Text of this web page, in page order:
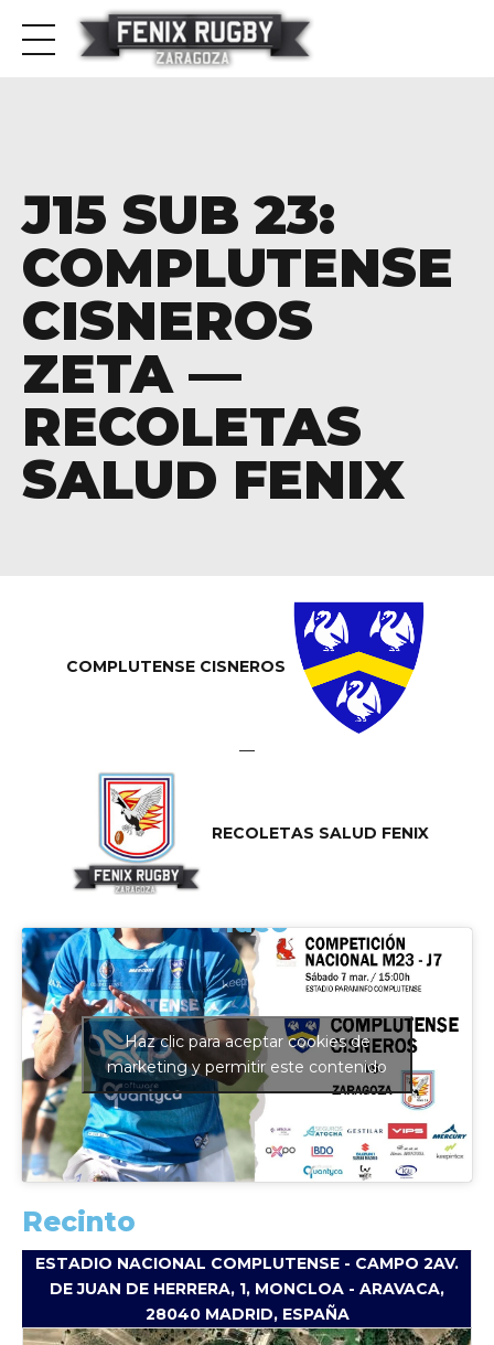
J15 SUB 23:
COMPLUTENSE
CISNEROS
ZETA —
RECOLETAS
SALUD FENIX
COMPLUTENSE CISNEROS
—
RECOLETAS SALUD FENIX
Vídeo
Haz clic para aceptar cookies de
marketing y permitir este contenido
Recinto
ESTADIO NACIONAL COMPLUTENSE - CAMPO 2AV.
DE JUAN DE HERRERA, 1, MONCLOA - ARAVACA,
28040 MADRID, ESPAÑA